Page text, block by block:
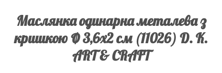
Маслянка одинарна металева з
кришкою Ø 3,6х2 см (11026) D. K.
ART & CRAFT